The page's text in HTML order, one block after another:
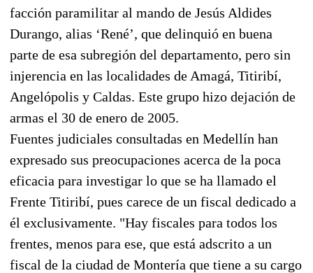
facción paramilitar al mando de Jesús Aldides
Durango, alias ‘René’, que delinquió en buena
parte de esa subregión del departamento, pero sin
injerencia en las localidades de Amagá, Titiribí,
Angelópolis y Caldas. Este grupo hizo dejación de
armas el 30 de enero de 2005.
Fuentes judiciales consultadas en Medellín han
expresado sus preocupaciones acerca de la poca
eficacia para investigar lo que se ha llamado el
Frente Titiribí, pues carece de un fiscal dedicado a
él exclusivamente. "Hay fiscales para todos los
frentes, menos para ese, que está adscrito a un
fiscal de la ciudad de Montería que tiene a su cargo